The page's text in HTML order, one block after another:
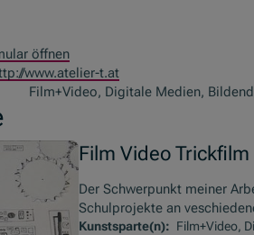
öffnen
www.atelier-t.at
Film+Video, Digitale Medien,
Film Video
Der Schwerpunkt meiner
Schulprojekte an
Kunstsparte(n): Film+Video,